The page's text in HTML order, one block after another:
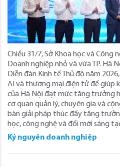
Chiều 31/7, Sở Khoa học và Công
Doanh nghiệp nhỏ và vừa TP. Hà
Diễn đàn Kinh tế Thủ đô năm
AI và thương mại điện tử để giúp
của Hà Nội đạt mức tăng trưởng
cơ quan quản lý, chuyên gia và
bàn giải pháp thúc đẩy tăng
học, công nghệ và đổi mới sáng
Kỷ nguyên doanh nghiệp